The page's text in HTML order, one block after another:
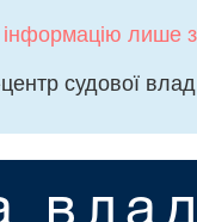
лише
судової